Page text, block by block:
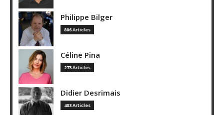
Philippe Bilger
806 Articles
Céline Pina
273 Articles
Didier Desrimais
403 Articles